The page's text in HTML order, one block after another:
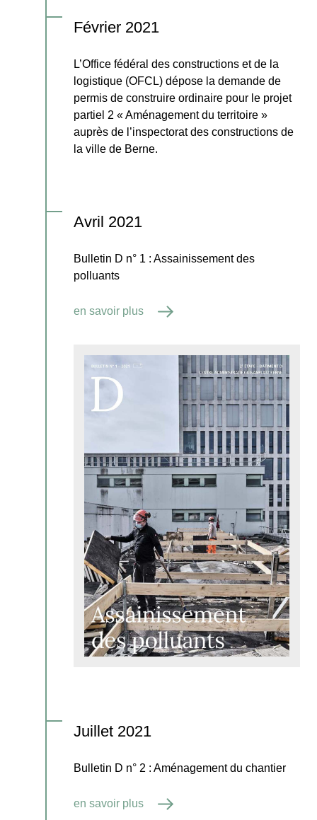
Février 2021
L’Office fédéral des constructions et de la
logistique (OFCL) dépose la demande de
permis de construire ordinaire pour le projet
partiel 2 « Aménagement du territoire »
auprès de l’inspectorat des constructions de
la ville de Berne.
Avril 2021
Bulletin D n° 1 : Assainissement des
polluants
en savoir plus
Juillet 2021
Bulletin D n° 2 : Aménagement du chantier
en savoir plus